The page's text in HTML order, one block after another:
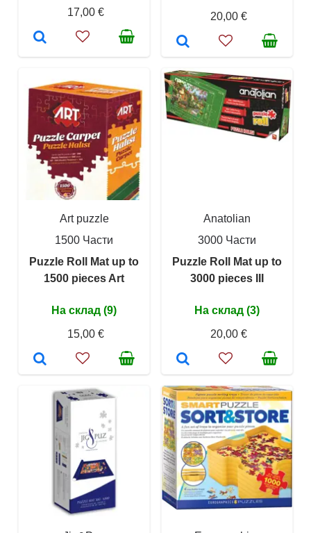
17,00 €
20,00 €
Art puzzle
1500 Части
Puzzle Roll Mat up to
1500 pieces Art
На склад (9)
15,00 €
Anatolian
3000 Части
Puzzle Roll Mat up to
3000 pieces III
На склад (3)
20,00 €